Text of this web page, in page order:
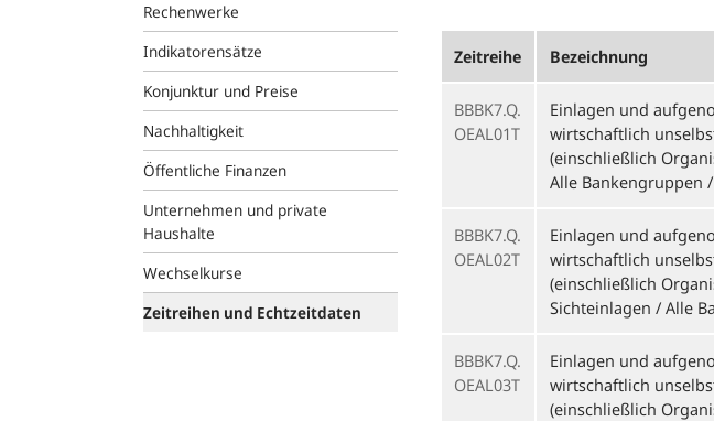
Rechenwerke
Indikatorensätze
Konjunktur und Preise
Nachhaltigkeit
Öffentliche Finanzen
Unternehmen und private
Haushalte
Wechselkurse
Zeitreihen und Echtzeitdaten
Zeitreihe Bezeichnung
BBBK7.Q.
OEAL01T
Einlagen und
wirtschaftlich
(einschließlich
Alle Bankengruppen
BBBK7.Q.
OEAL02T
Einlagen und
wirtschaftlich
(einschließlich
Sichteinlagen / Alle
BBBK7.Q.
OEAL03T
Einlagen und
wirtschaftlich
(einschließlich